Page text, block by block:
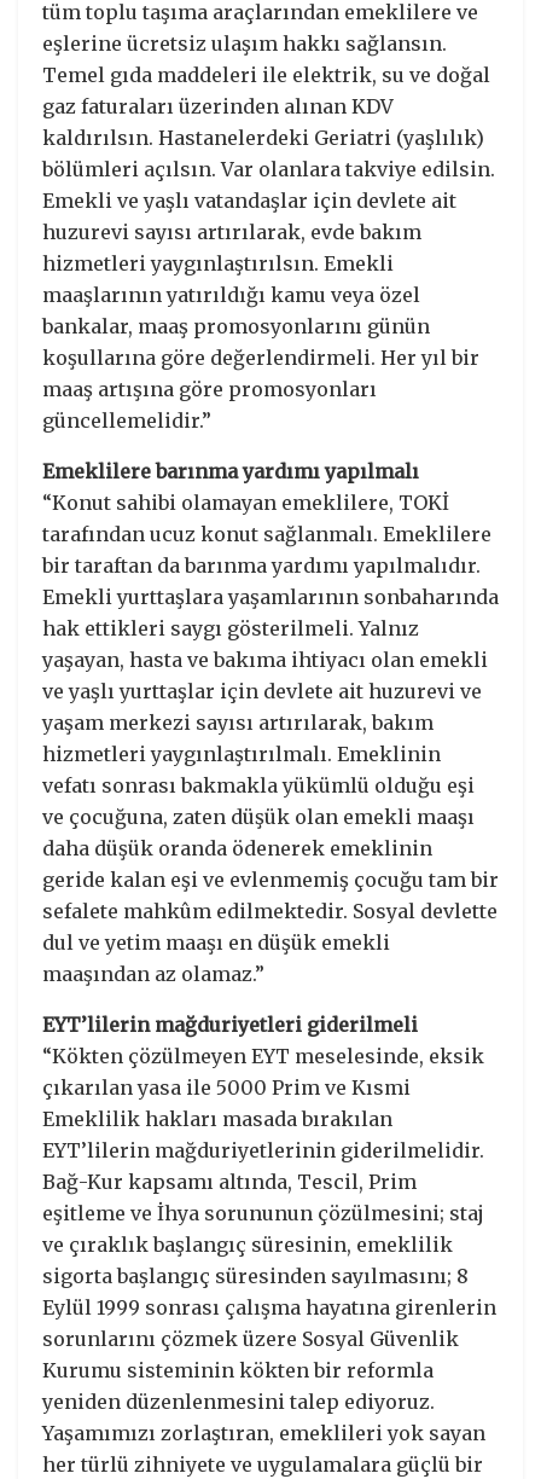
tüm toplu taşıma araçlarından emeklilere ve
eşlerine ücretsiz ulaşım hakkı sağlansın.
Temel gıda maddeleri ile elektrik, su ve doğal
gaz faturaları üzerinden alınan KDV
kaldırılsın. Hastanelerdeki Geriatri (yaşlılık)
bölümleri açılsın. Var olanlara takviye edilsin.
Emekli ve yaşlı vatandaşlar için devlete ait
huzurevi sayısı artırılarak, evde bakım
hizmetleri yaygınlaştırılsın. Emekli
maaşlarının yatırıldığı kamu veya özel
bankalar, maaş promosyonlarını günün
koşullarına göre değerlendirmeli. Her yıl bir
maaş artışına göre promosyonları
güncellemelidir.”
Emeklilere barınma yardımı yapılmalı
“Konut sahibi olamayan emeklilere, TOKİ
tarafından ucuz konut sağlanmalı. Emeklilere
bir taraftan da barınma yardımı yapılmalıdır.
Emekli yurttaşlara yaşamlarının sonbaharında
hak ettikleri saygı gösterilmeli. Yalnız
yaşayan, hasta ve bakıma ihtiyacı olan emekli
ve yaşlı yurttaşlar için devlete ait huzurevi ve
yaşam merkezi sayısı artırılarak, bakım
hizmetleri yaygınlaştırılmalı. Emeklinin
vefatı sonrası bakmakla yükümlü olduğu eşi
ve çocuğuna, zaten düşük olan emekli maaşı
daha düşük oranda ödenerek emeklinin
geride kalan eşi ve evlenmemiş çocuğu tam bir
sefalete mahkûm edilmektedir. Sosyal devlette
dul ve yetim maaşı en düşük emekli
maaşından az olamaz.”
EYT’lilerin mağduriyetleri giderilmeli
“Kökten çözülmeyen EYT meselesinde, eksik
çıkarılan yasa ile 5000 Prim ve Kısmi
Emeklilik hakları masada bırakılan
EYT’lilerin mağduriyetlerinin giderilmelidir.
Bağ-Kur kapsamı altında, Tescil, Prim
eşitleme ve İhya sorununun çözülmesini; staj
ve çıraklık başlangıç süresinin, emeklilik
sigorta başlangıç süresinden sayılmasını; 8
Eylül 1999 sonrası çalışma hayatına girenlerin
sorunlarını çözmek üzere Sosyal Güvenlik
Kurumu sisteminin kökten bir reformla
yeniden düzenlenmesini talep ediyoruz.
Yaşamımızı zorlaştıran, emeklileri yok sayan
her türlü zihniyete ve uygulamalara güçlü bir